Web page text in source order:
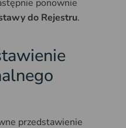
ponownie
do Rejestru.
przedstawienie